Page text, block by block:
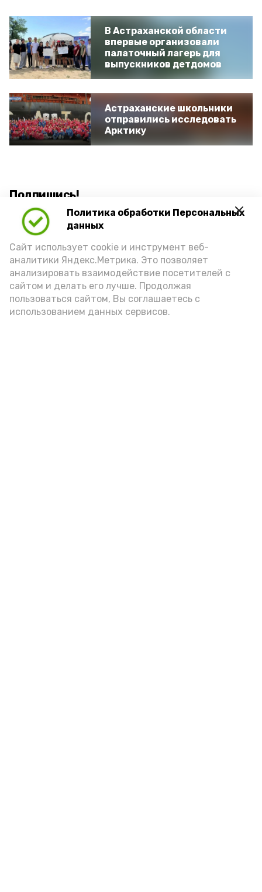
Политика обработки Персональных
данных
Сайт использует cookie и инструмент веб-
аналитики Яндекс.Метрика. Это позволяет
анализировать взаимодействие посетителей с
сайтом и делать его лучше. Продолжая
пользоваться сайтом, Вы соглашаетесь с
использованием данных сервисов.
В Астраханской области
впервые организовали
палаточный лагерь для
выпускников детдомов
Астраханские школьники
отправились исследовать
Арктику
Подпишись!
А24 в MAX А24 в Вконтакте